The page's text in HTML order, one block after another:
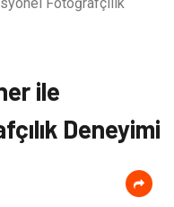
ile
Deneyimi